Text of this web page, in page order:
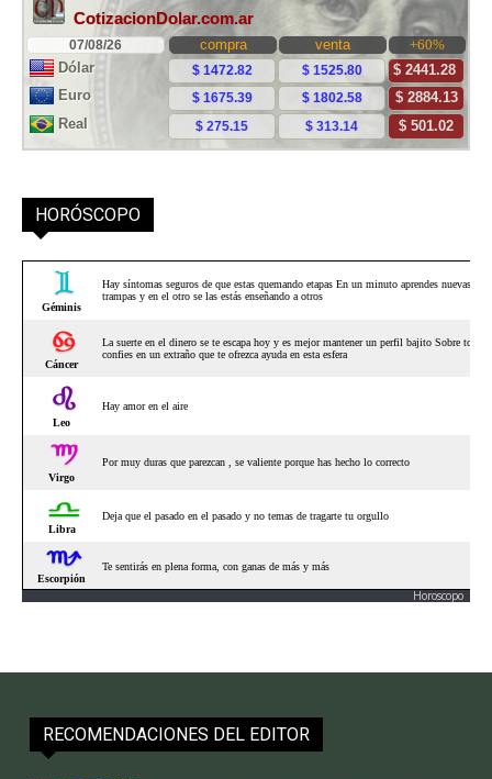
HORÓSCOPO
Horoscopo
RECOMENDACIONES DEL EDITOR